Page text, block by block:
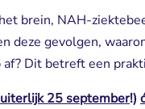
brein, NAH-
deze gevolgen,
Dit betreft een
25 september!)